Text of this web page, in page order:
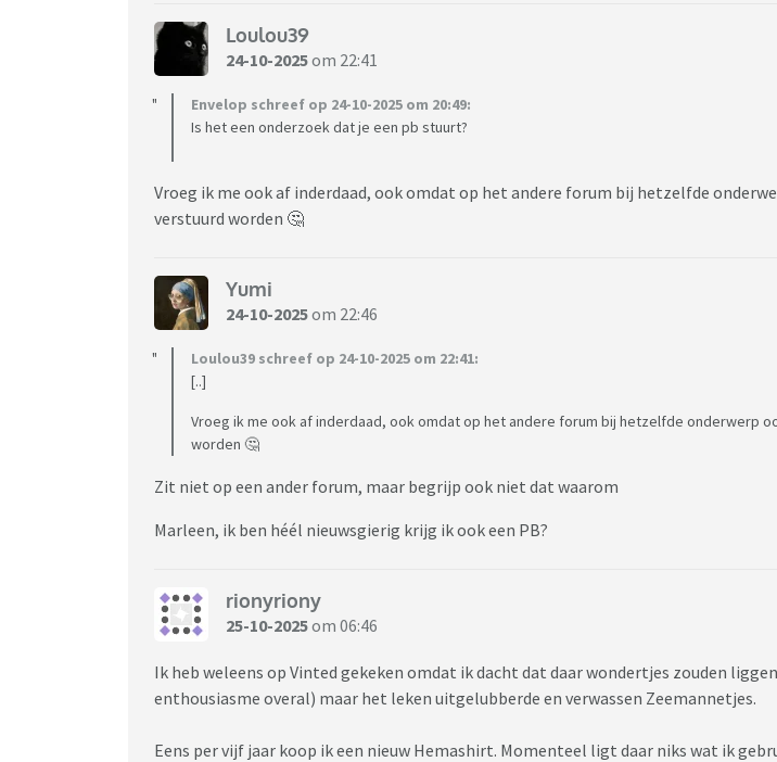
Loulou39
24-10-2025om 22:41
Envelop schreef op 24-10-2025 om 20:49:
Is het een onderzoek dat je een pb stuurt?
Vroeg ik me ook af inderdaad, ook omdat op het andere forum bij hetzelfde
verstuurd worden 🤔
Yumi
24-10-2025om 22:46
Loulou39 schreef op 24-10-2025 om 22:41:
[..]
Vroeg ik me ook af inderdaad, ook omdat op het andere forum bij hetzelfde onderwerp
worden 🤔
Zit niet op een ander forum, maar begrijp ook niet dat waarom
Marleen, ik ben héél nieuwsgierig krijg ik ook een PB?
rionyriony
25-10-2025om 06:46
Ik heb weleens op Vinted gekeken omdat ik dacht dat daar wondertjes zouden
enthousiasme overal) maar het leken uitgelubberde en verwassen Zeemannetjes.
Eens per vijf jaar koop ik een nieuw Hemashirt. Momenteel ligt daar niks wat ik